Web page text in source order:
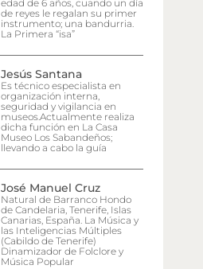
edad de 6 años, cuando un día
de reyes le regalan su primer
instrumento; una bandurria.
La Primera “isa”
Jesús Santana
Es técnico especialista en
organización interna,
seguridad y vigilancia en
museos.Actualmente realiza
dicha función en La Casa
Museo Los Sabandeños;
llevando a cabo la guía
José Manuel Cruz
Natural de Barranco Hondo
de Candelaria, Tenerife, Islas
Canarias, España. La Música y
las Inteligencias Múltiples
(Cabildo de Tenerife)
Dinamizador de Folclore y
Música Popular